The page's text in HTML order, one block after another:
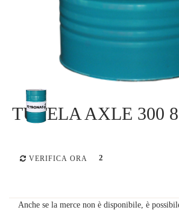
TUTELA AXLE 300
VERIFICA ORA 2
Anche se la merce non è disponibile, è